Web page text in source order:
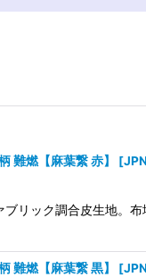
難燃【麻葉繋 赤】 [
ブリック調合皮生地。
難燃【麻葉繋 黒】 [